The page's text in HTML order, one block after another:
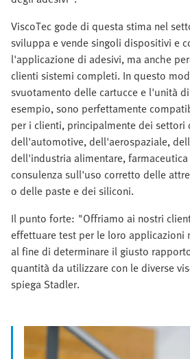
ViscoTec gode di questa stima nel
sviluppa e vende singoli dispositivi e
l'applicazione di adesivi, ma anche
clienti sistemi completi. In questo
svuotamento delle cartucce e l'unità
esempio, sono perfettamente
per i clienti, principalmente dei
dell'automotive, dell'aerospaziale,
dell'industria alimentare,
consulenza sull'uso corretto delle
o delle paste e dei siliconi.
Il punto forte: "Offriamo ai nostri
effettuare test per le loro applicazioni
al fine di determinare il giusto
quantità da utilizzare con le diverse
spiega Stadler.